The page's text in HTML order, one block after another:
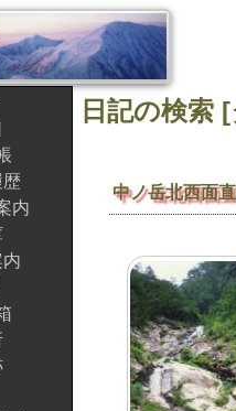
日記の検索
中ノ岳北西面
歴
内